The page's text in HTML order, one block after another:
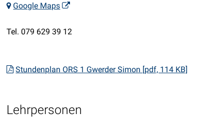
Google Maps
Tel. 079 629 39 12
Stundenplan ORS 1 Gwerder Simon [pdf, 114 KB]
Lehrpersonen